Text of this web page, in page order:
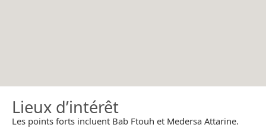
Lieux d’intérêt
Les points forts incluent Bab Ftouh et Medersa Attarine.